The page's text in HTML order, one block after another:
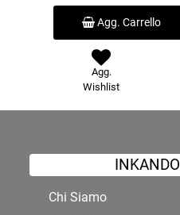
Agg. Carrello
Agg.
Wishlist
INKANDO
Chi Siamo